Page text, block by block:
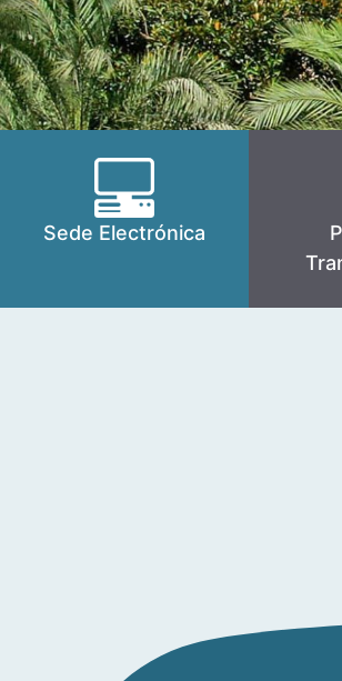
Sede Electrónica